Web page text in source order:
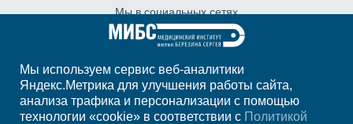
Мы в социальных сетях
Адрес:Санкт-Петербург, ул. Глухарская, д.
16, корп. 2, стр. 3
Санкт-Петербург, Курортный район, пос.
Мы используем сервис веб-аналитики
Яндекс.Метрика для улучшения работы сайта,
анализа трафика и персонализации с помощью
технологии «cookie» в соответствии с Политикой